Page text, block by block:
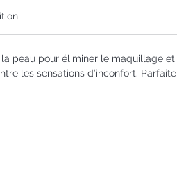
peau pour éliminer le maquillage et
les sensations d’inconfort.